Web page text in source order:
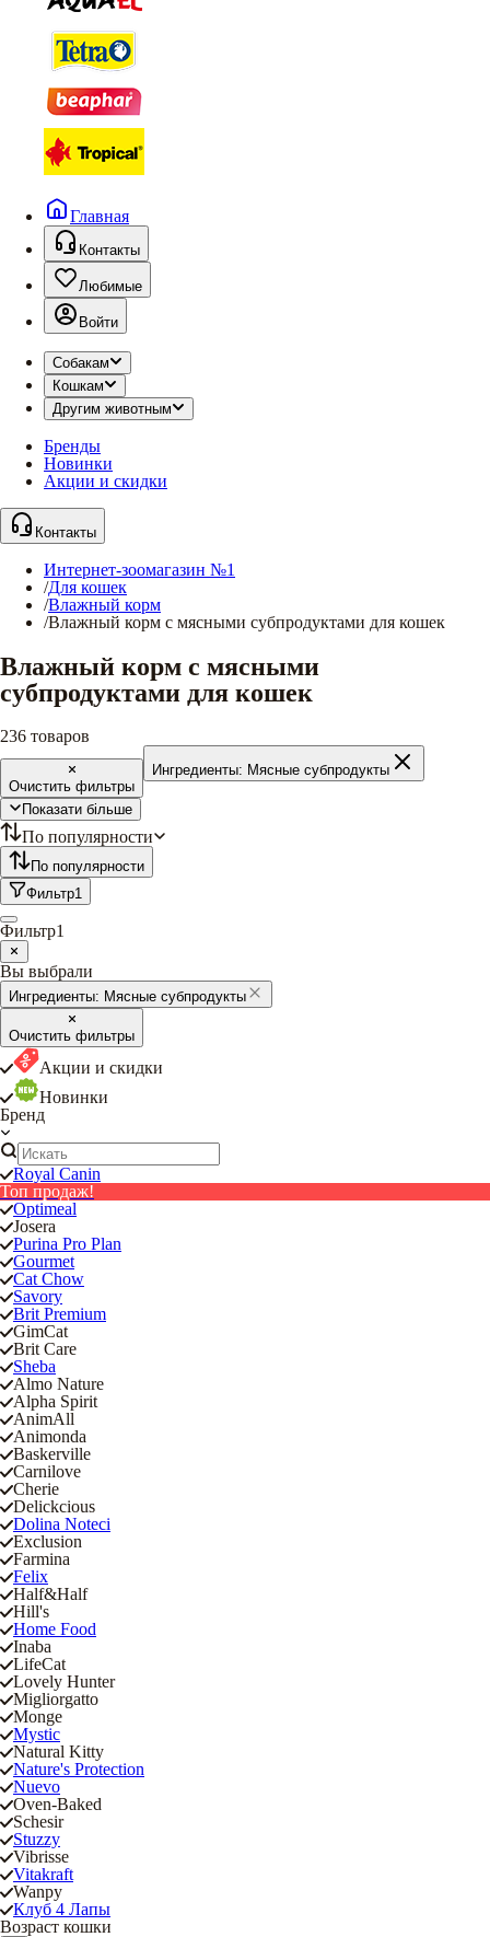
Главная
Контакты
Любимые
Войти
Собакам
Кошкам
Другим животным
Бренды
Новинки
Акции и скидки
Контакты
Интернет-зоомагазин №1
/Для кошек
/Влажный корм
/Влажный корм с мясными субпродуктами для кошек
Влажный корм с мясными
субпродуктами для кошек
236 товаров
Очистить фильтры
Ингредиенты: Мясные субпродукты
Показати більше
По популярности
По популярности
Фильтр1
Фильтр1
Вы выбрали
Ингредиенты: Мясные субпродукты
Очистить фильтры
Акции и скидки
Новинки
Бренд
Royal Canin
Топ продаж!
Optimeal
Josera
Purina Pro Plan
Gourmet
Cat Chow
Savory
Brit Premium
GimCat
Brit Care
Sheba
Almo Nature
Alpha Spirit
AnimAll
Animonda
Baskerville
Carnilove
Cherie
Delickcious
Dolina Noteci
Exclusion
Farmina
Felix
Half&Half
Hill's
Home Food
Inaba
LifeCat
Lovely Hunter
Migliorgatto
Monge
Mystic
Natural Kitty
Nature's Protection
Nuevo
Oven-Baked
Schesir
Stuzzy
Vibrisse
Vitakraft
Wanpy
Клуб 4 Лапы
Возраст кошки